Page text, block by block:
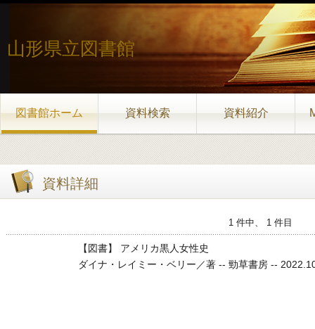
山形県立図書館
図書館ホーム 資料検索 資料紹介
資料詳細
1 件中、 1 件目
【図書】 アメリカ黒人女性史
ダイナ・レイミー・ベリー／著 -- 勁草書房 --